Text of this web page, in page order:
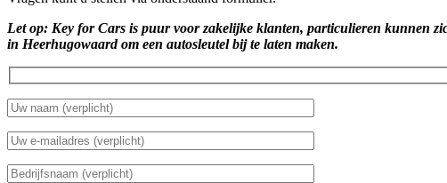
Let op: Key for Cars is puur voor zakelijke klanten, particulieren kunnen
in Heerhugowaard om een autosleutel bij te laten maken.